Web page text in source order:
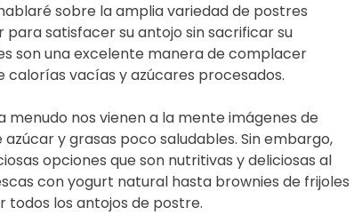
sobre la amplia variedad de postres
satisfacer su antojo sin sacrificar su
son una excelente manera de complacer
calorías vacías y azúcares procesados.
menudo nos vienen a la mente imágenes de
y grasas poco saludables. Sin embargo,
opciones que son nutritivas y deliciosas al
con yogurt natural hasta brownies de frijoles
todos los antojos de postre.